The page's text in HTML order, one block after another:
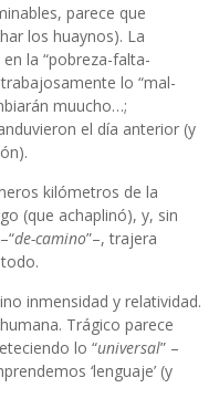
parece que
los huaynos). La
la “pobreza-falta-
lo “mal-
muucho…;
el día anterior (y
kilómetros de la
(que achaplinó), y, sin
de-camino”–, trajera
inmensidad y relatividad.
Trágico parece
lo “universal” –
‘lenguaje’ (y